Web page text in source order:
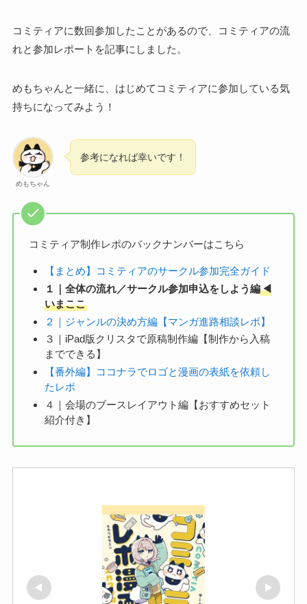
コミティアに数回参加したことがあるので、コミティアの流
れと参加レポートを記事にしました。
めもちゃんと一緒に、はじめてコミティアに参加している気
持ちになってみよう！
めもちゃん
参考になれば幸いです！
コミティア制作レポのバックナンバーはこちら
【まとめ】コミティアのサークル参加完全ガイド
１｜全体の流れ／サークル参加申込をしよう編◀︎
いまここ
２｜ジャンルの決め方編【マンガ進路相談レポ】
３｜iPad版クリスタで原稿制作編【制作から入稿
までできる】
【番外編】ココナラでロゴと漫画の表紙を依頼し
たレポ
４｜会場のブースレイアウト編【おすすめセット
紹介付き】